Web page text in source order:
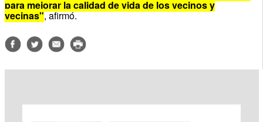
para mejorar la calidad de vida de los vecinos y
vecinas", afirmó.